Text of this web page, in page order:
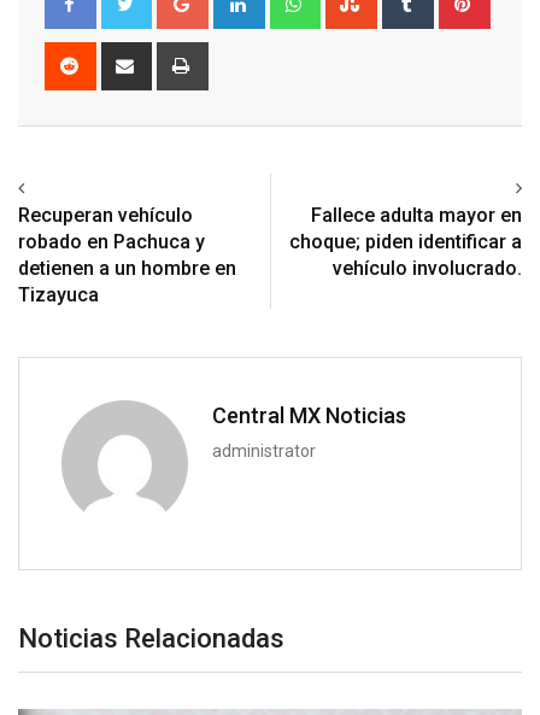
Reddit
Share
Recuperan vehículo
robado en Pachuca y
detienen a un hombre en
Tizayuca
Fallece adulta mayor en
choque; piden identificar a
vehículo involucrado.
Central MX Noticias
administrator
Noticias Relacionadas